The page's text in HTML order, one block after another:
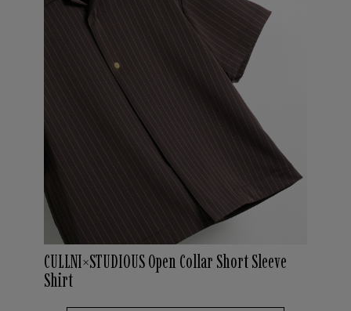
CULLNI×STUDIOUS Open Collar Short Sleeve
Shirt